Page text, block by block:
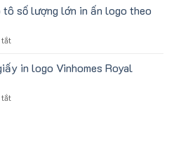
Viên
Lịch
Tặng
Ty
gấu
koala
xuất
số
lượng
logo
số lượng lớn in ấn logo theo
tắtở
hàng
gối
ô
in logo Vinhomes Royal
tắtở